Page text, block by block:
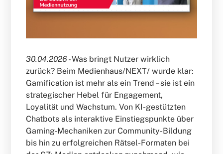
30.04.2026 -Was bringt Nutzer wirklich
zurück? Beim Medienhaus/NEXT/ wurde klar:
Gamification ist mehr als ein Trend – sie ist ein
strategischer Hebel für Engagement,
Loyalität und Wachstum. Von KI-gestützten
Chatbots als interaktive Einstiegspunkte über
Gaming-Mechaniken zur Community-Bildung
bis hin zu erfolgreichen Rätsel-Formaten bei